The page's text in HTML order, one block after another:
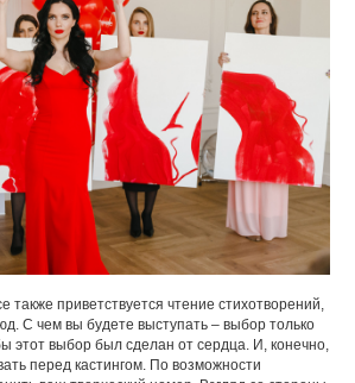
также приветствуется чтение стихотворений,
С чем вы будете выступать – выбор только
этот выбор был сделан от сердца. И, конечно,
перед кастингом. По возможности